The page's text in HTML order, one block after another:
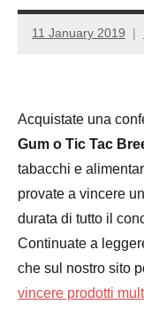
11 January 2019
Acquistate una
Gum o Tic Tac
tabacchi e
provate a vincere
durata di tutto il
Continuate a
che sul nostro sito
vincere prodotti